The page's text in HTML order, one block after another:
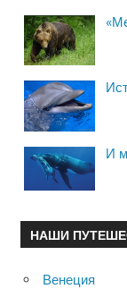
И
НАШИ
Венеция